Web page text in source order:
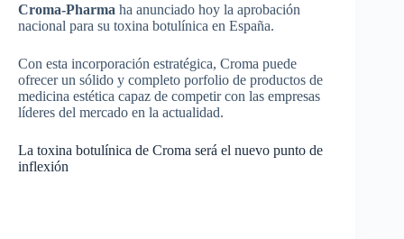
Croma-Pharma ha anunciado hoy la aprobación
nacional para su toxina botulínica en España.
Con esta incorporación estratégica, Croma puede
ofrecer un sólido y completo porfolio de productos de
medicina estética capaz de competir con las empresas
líderes del mercado en la actualidad.
La toxina botulínica de Croma será el nuevo punto de
inflexión